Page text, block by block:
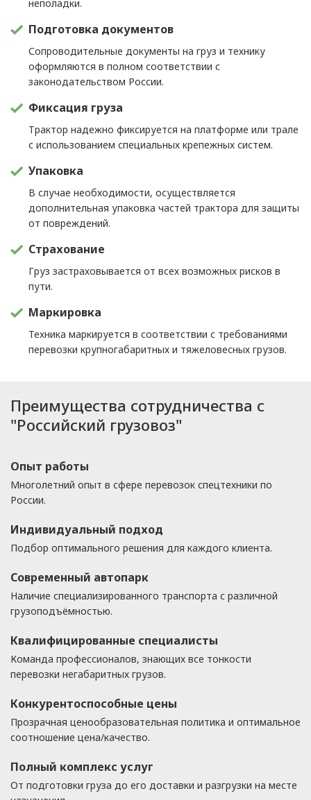
неполадки.
Подготовка документов
Сопроводительные документы на груз и технику
оформляются в полном соответствии с
законодательством России.
Фиксация груза
Трактор надежно фиксируется на платформе или трале
с использованием специальных крепежных систем.
Упаковка
В случае необходимости, осуществляется
дополнительная упаковка частей трактора для защиты
от повреждений.
Страхование
Груз застраховывается от всех возможных рисков в
пути.
Маркировка
Техника маркируется в соответствии с требованиями
перевозки крупногабаритных и тяжеловесных грузов.
Преимущества сотрудничества с
"Российский грузовоз"
Опыт работы
Многолетний опыт в сфере перевозок спецтехники по
России.
Индивидуальный подход
Подбор оптимального решения для каждого клиента.
Современный автопарк
Наличие специализированного транспорта с различной
грузоподъёмностью.
Квалифицированные специалисты
Команда профессионалов, знающих все тонкости
перевозки негабаритных грузов.
Конкурентоспособные цены
Прозрачная ценообразовательная политика и оптимальное
соотношение цена/качество.
Полный комплекс услуг
От подготовки груза до его доставки и разгрузки на месте